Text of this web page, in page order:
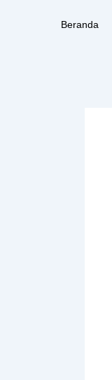
Beranda